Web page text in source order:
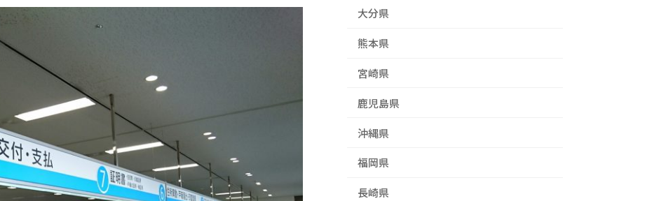
大分県
熊本県
宮崎県
鹿児島県
沖縄県
福岡県
長崎県